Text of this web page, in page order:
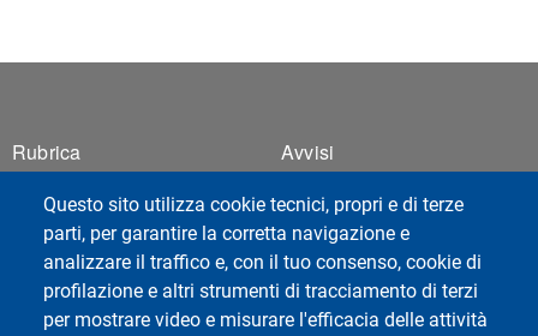
Questo sito utilizza cookie tecnici, propri e di terze
parti, per garantire la corretta navigazione e
analizzare il traffico e, con il tuo consenso, cookie di
profilazione e altri strumenti di tracciamento di terzi
per mostrare video e misurare l'efficacia delle attività
Footer 1
Rubrica
Area Riservata Studenti
Area Riservata Docenti
Privacy
Accessibilità
Footer 2
Avvisi